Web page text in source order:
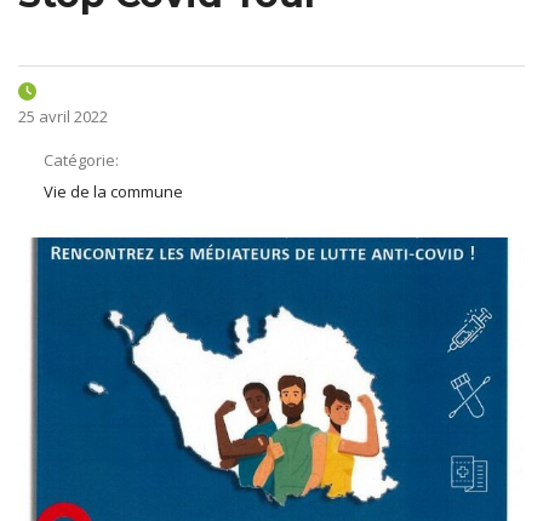
25 avril 2022
Catégorie:
Vie de la commune